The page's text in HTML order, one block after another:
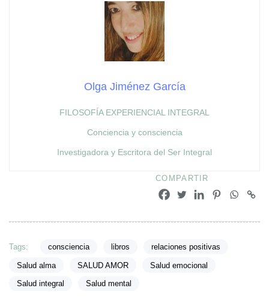
Olga Jiménez García
FILOSOFÍA EXPERIENCIAL INTEGRAL
Conciencia y consciencia
Investigadora y Escritora del Ser Integral
COMPARTIR
Tags: consciencia libros relaciones positivas
Salud alma SALUD AMOR Salud emocional
Salud integral Salud mental